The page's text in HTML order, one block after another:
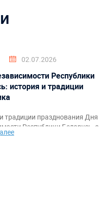
02.07.2026
Республики
история и традиции
традиции празднования Дня
Республики Беларусь, а
тематического оформления